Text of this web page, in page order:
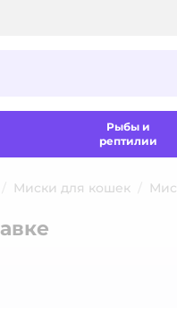
Рыбы и
рептилии
Миски для кошек